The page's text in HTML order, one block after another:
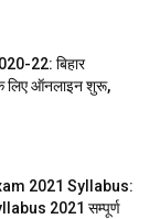
22: बिहार
के लिए ऑनलाइन शुरू,
2021 Syllabus:
2021 सम्पूर्ण